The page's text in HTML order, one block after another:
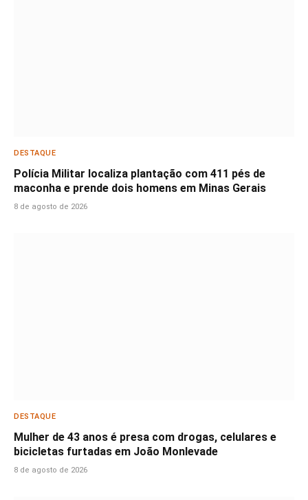
DESTAQUE
Polícia Militar localiza plantação com 411 pés de
maconha e prende dois homens em Minas Gerais
8 de agosto de 2026
DESTAQUE
Mulher de 43 anos é presa com drogas, celulares e
bicicletas furtadas em João Monlevade
8 de agosto de 2026